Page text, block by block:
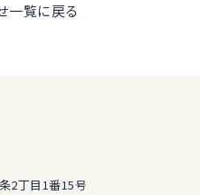
一覧に戻る
2丁目1番15号